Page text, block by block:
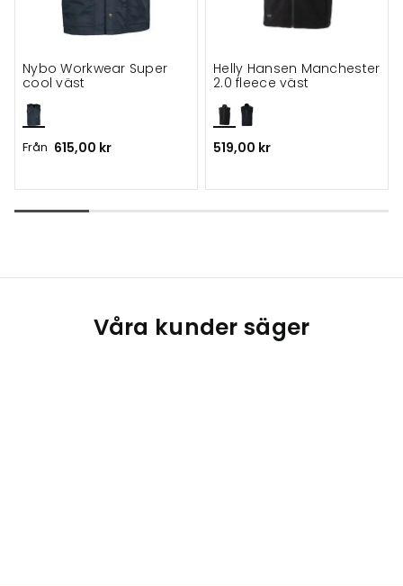
Nybo Workwear Super
cool väst
Från 615,00 kr
Helly Hansen Manchester
2.0 fleece väst
519,00 kr
Våra kunder säger